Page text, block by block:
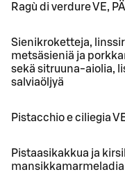
Ragù di verdure VE, PÄ
Sienikroketteja,
metsäsieniä ja
sekä sitruuna-aiolia,
salviaöljyä
Pistacchio e ciliegia
Pistaasikakkua ja
mansikkamarmeladia